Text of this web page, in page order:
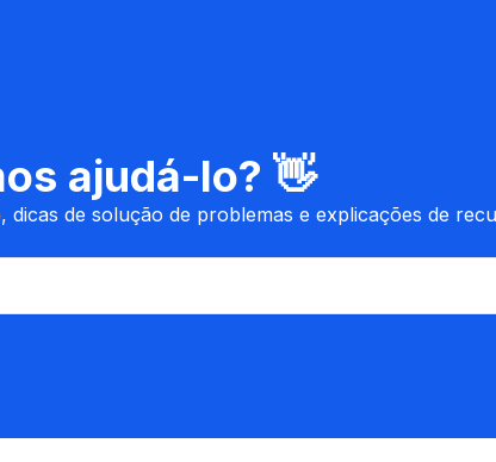
ajudá-lo? 👋
dicas de solução de problemas e explicações de